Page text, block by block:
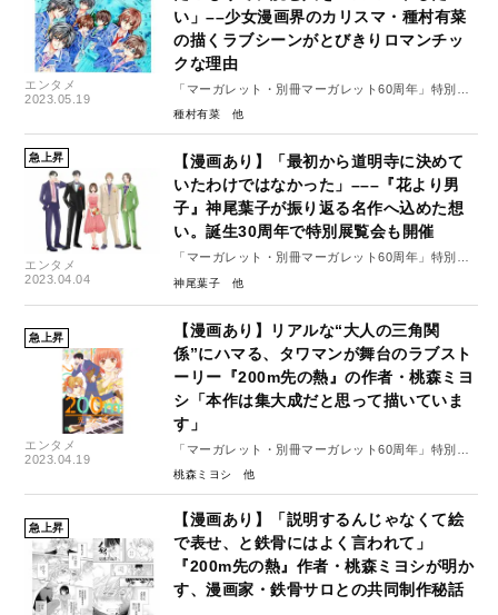
エンタメ
2023.05.19
い」––少女漫画界のカリスマ・種村有菜
の描くラブシーンがとびきりロマンチッ
クな理由
「マーガレット・別冊マーガレット60周年」特別イ
ンタビュー#5（後編）
種村有菜
急上昇
エンタメ
2023.04.04
【漫画あり】「最初から道明寺に決めて
いたわけではなかった」–––『花より男
子』神尾葉子が振り返る名作へ込めた想
い。誕生30周年で特別展覧会も開催
「マーガレット・別冊マーガレット60周年」特別イ
ンタビュー#1（前編）
神尾葉子
急上昇
エンタメ
2023.04.19
【漫画あり】リアルな“大人の三角関
係”にハマる、タワマンが舞台のラブスト
ーリー『200m先の熱』の作者・桃森ミヨ
シ「本作は集大成だと思って描いていま
す」
「マーガレット・別冊マーガレット60周年」特別イ
ンタビュー#3（前編）
桃森ミヨシ
急上昇
【漫画あり】「説明するんじゃなくて絵
で表せ、と鉄骨にはよく言われて」
『200m先の熱』作者・桃森ミヨシが明か
す、漫画家・鉄骨サロとの共同制作秘話